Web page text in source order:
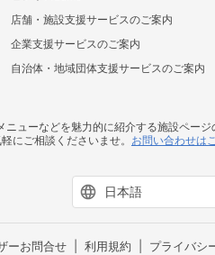
店舗・施設支援サービスのご案内
企業支援サービスのご案内
自治体・地域団体支援サービスのご案内
ューなどを魅力的に紹介する施設ペー
にご相談くださいませ。 お問い合わせは
ーお問合せ 利用規約 プライバシ